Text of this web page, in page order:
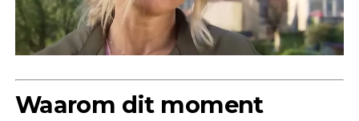
Waarom dit moment